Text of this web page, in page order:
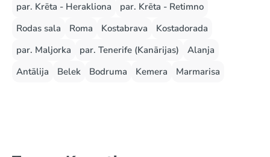
par. Krēta - Herakliona
par. Krēta - Retimno
Rodas sala
Roma Kostabrava
Kostadorada
par. Maljorka
par. Tenerife (Kanārijas)
Alanja
Antālija
Belek Bodruma Kemera Marmarisa